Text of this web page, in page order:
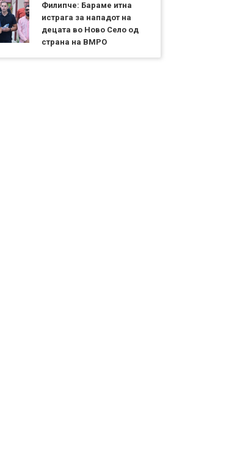
Филипче: Бараме итна
истрага за нападот на
децата во Ново Село од
страна на ВМРО